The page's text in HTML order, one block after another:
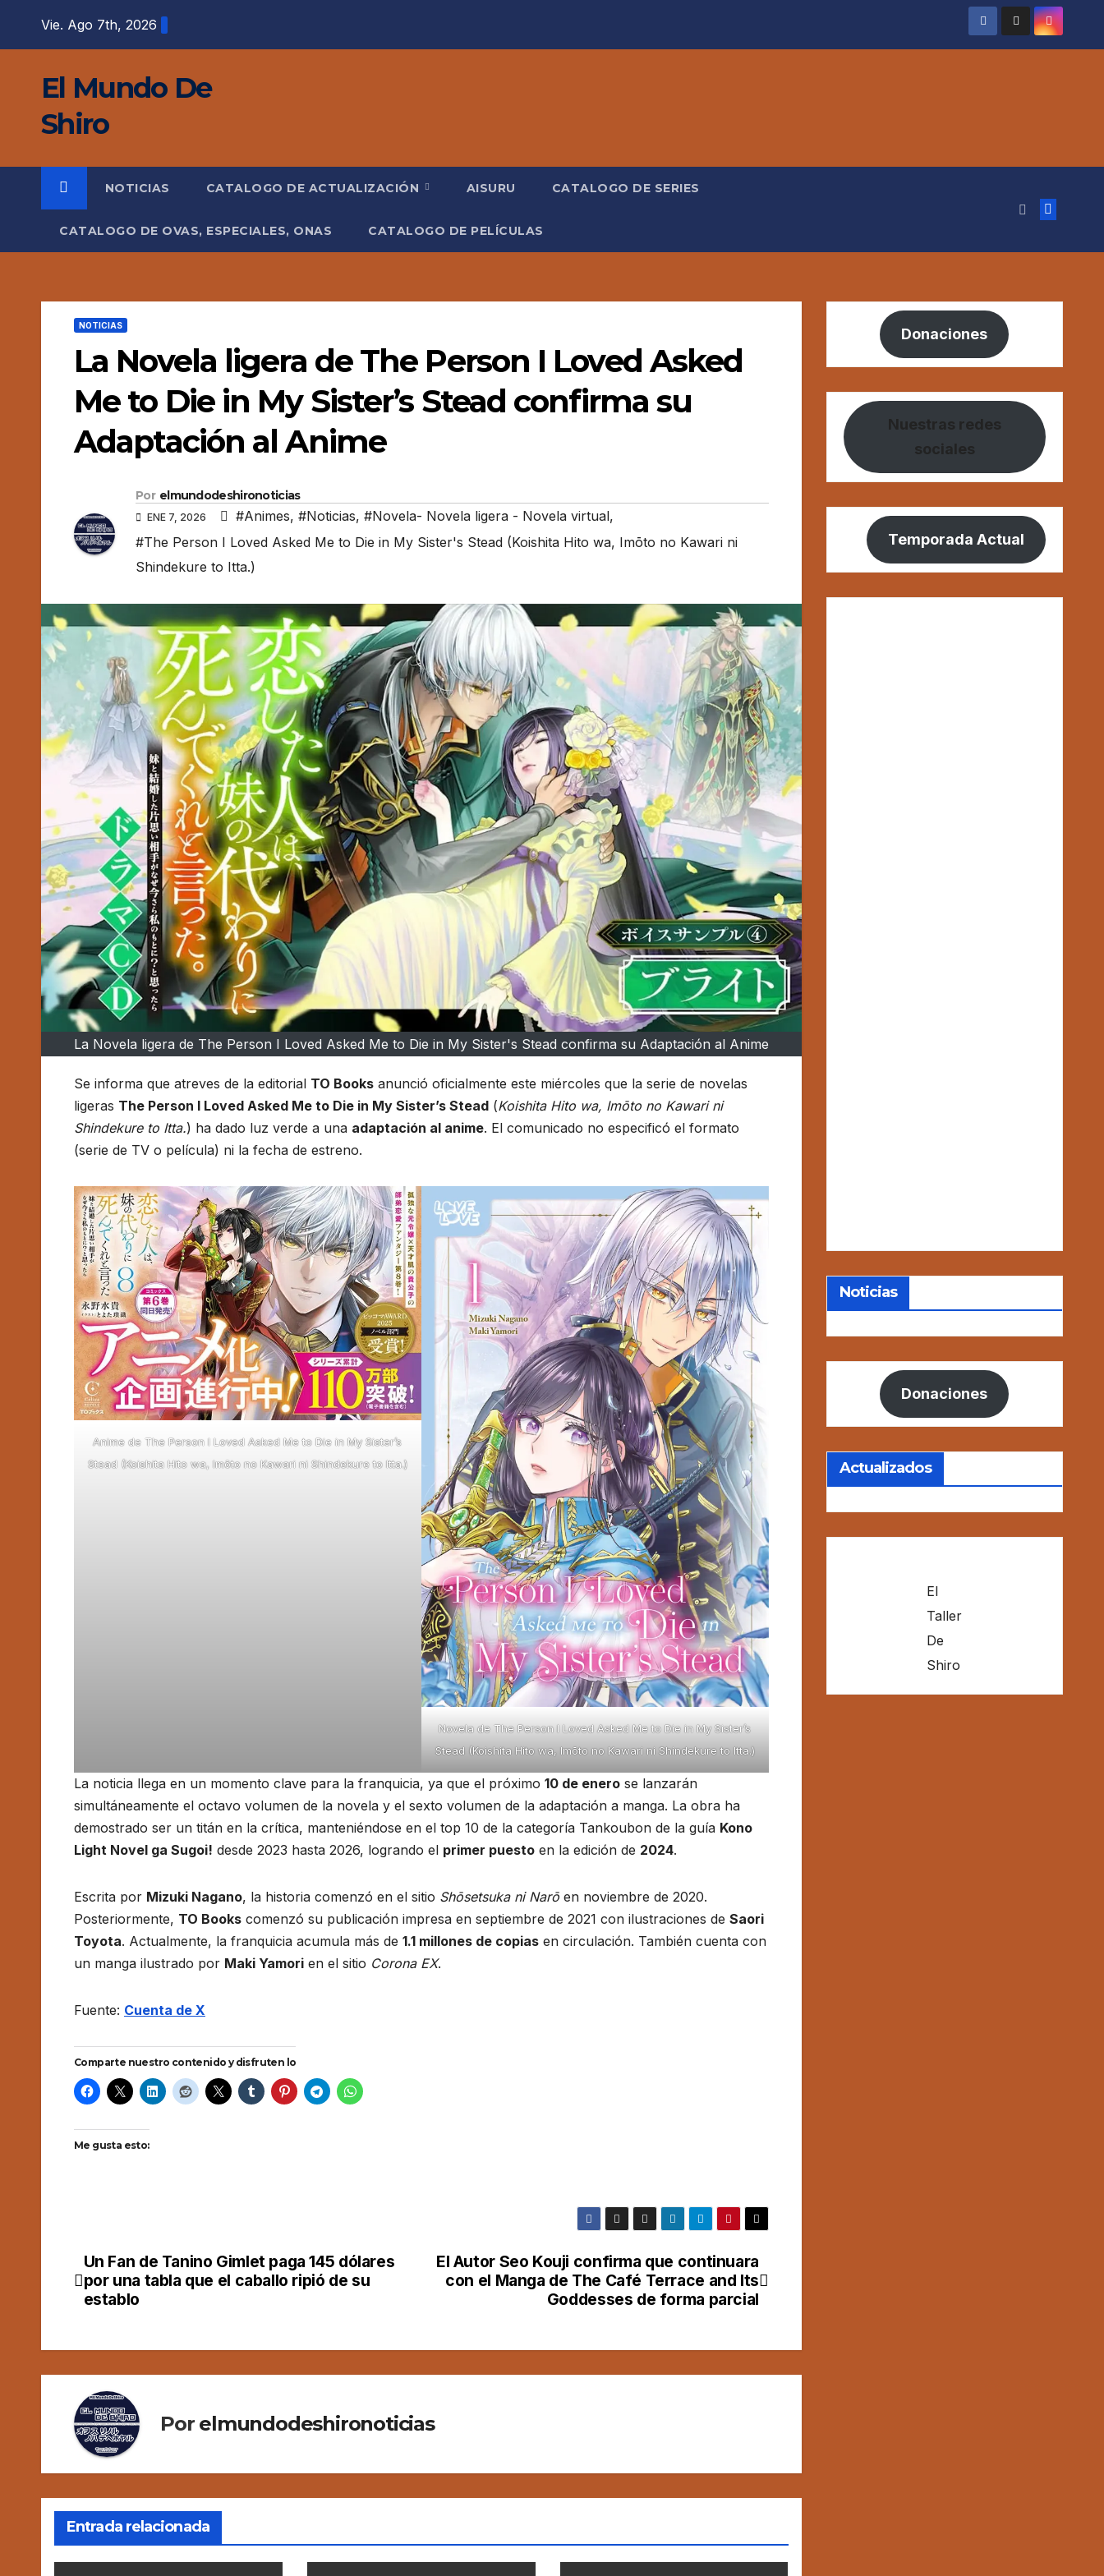
Vie. Ago 7th, 2026
El Mundo De
Shiro
NOTICIAS CATALOGO DE ACTUALIZACIÓN AISURU CATALOGO DE SERIES
CATALOGO DE OVAS, ESPECIALES, ONAS CATALOGO DE PELÍCULAS
NOTICIAS
La Novela ligera de The Person I Loved Asked
Me to Die in My Sister’s Stead confirma su
Adaptación al Anime
Por elmundodeshironoticias
ENE 7, 2026 #Animes, #Noticias, #Novela- Novela ligera - Novela virtual,
#The Person I Loved Asked Me to Die in My Sister's Stead (Koishita Hito wa, Imōto no Kawari ni
Shindekure to Itta.)
La Novela ligera de The Person I Loved Asked Me to Die in My Sister's Stead confirma su Adaptación al Anime
Se informa que atreves de la editorial TO Books anunció oficialmente este miércoles que la serie de novelas
ligeras The Person I Loved Asked Me to Die in My Sister’s Stead (Koishita Hito wa, Imōto no Kawari ni
Shindekure to Itta.) ha dado luz verde a una adaptación al anime. El comunicado no especificó el formato
(serie de TV o película) ni la fecha de estreno.
Anime de The Person I Loved Asked Me to Die in My Sister’s
Stead (Koishita Hito wa, Imōto no Kawari ni Shindekure to Itta.)
Novela de The Person I Loved Asked Me to Die in My Sister’s
Stead (Koishita Hito wa, Imōto no Kawari ni Shindekure to Itta.)
La noticia llega en un momento clave para la franquicia, ya que el próximo 10 de enero se lanzarán
simultáneamente el octavo volumen de la novela y el sexto volumen de la adaptación a manga. La obra ha
demostrado ser un titán en la crítica, manteniéndose en el top 10 de la categoría Tankoubon de la guía Kono
Light Novel ga Sugoi! desde 2023 hasta 2026, logrando el primer puesto en la edición de 2024.
Escrita por Mizuki Nagano, la historia comenzó en el sitio Shōsetsuka ni Narō en noviembre de 2020.
Posteriormente, TO Books comenzó su publicación impresa en septiembre de 2021 con ilustraciones de Saori
Toyota. Actualmente, la franquicia acumula más de 1.1 millones de copias en circulación. También cuenta con
un manga ilustrado por Maki Yamori en el sitio Corona EX.
Fuente: Cuenta de X
Comparte nuestro contenido y disfruten lo
Me gusta esto:
Navegación
de
El Autor Seo Kouji confirma que continuara
con el Manga de The Café Terrace and Its
Goddesses de forma parcial
Un Fan de Tanino Gimlet paga 145 dólares
por una tabla que el caballo ripió de su
establo
Por elmundodeshironoticias
Entrada relacionada
Donaciones
Nuestras redes
sociales
Temporada Actual
Noticias
Donaciones
Actualizados
El
Taller
De
Shiro